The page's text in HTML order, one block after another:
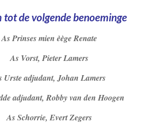
tot de volgende benoeminge
As Prinses mien èège Renate
As Vorst, Pieter Lamers
Urste adjudant, Johan Lamers
adjudant, Robby van den Hoogen
As Schorrie, Evert Zegers